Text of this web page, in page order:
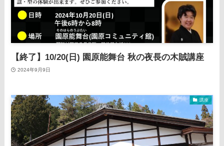
【終了】10/20(日) 園原能舞台 秋の夜長の木賊講座
2024年9月9日
講座